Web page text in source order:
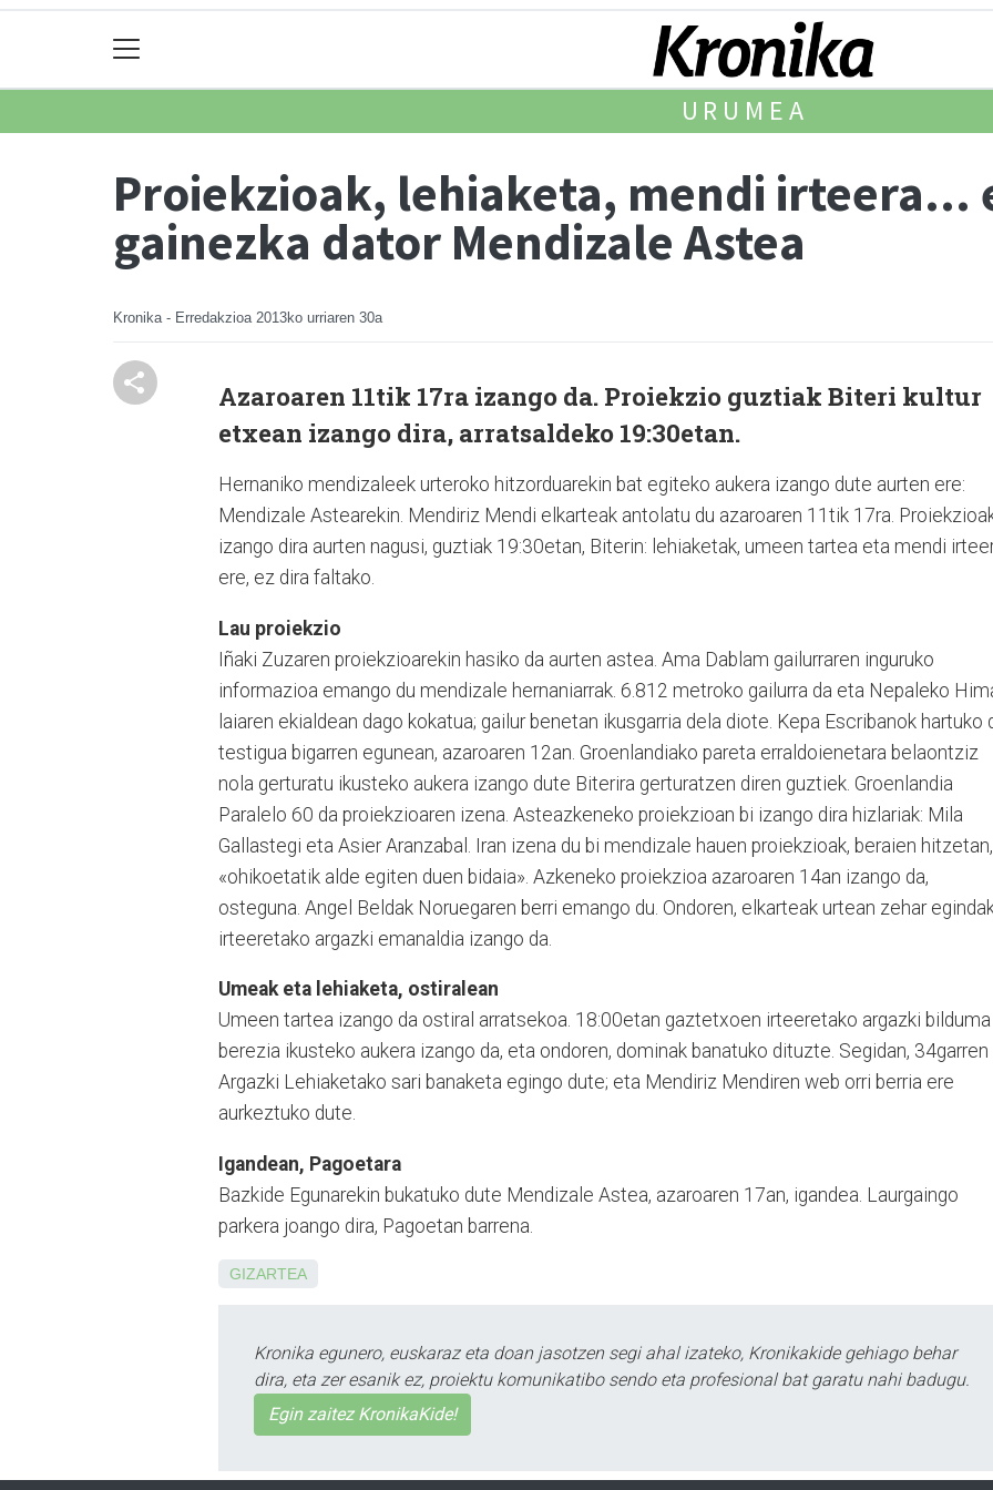
URUMEA
Proiekzioak, lehiaketa, mendi irteera...
gainezka dator Mendizale Astea
Kronika - Erredakzioa 2013ko urriaren 30a
Azaroaren 11tik 17ra izango da. Proiekzio guztiak Biteri kultur
etxean izango dira, arratsaldeko 19:30etan.
Hernaniko mendizaleek urteroko hitzorduarekin bat egiteko aukera izango dute aurten ere:
Mendizale As­tea­rekin. Mendiriz Mendi elkarteak antolatu du azaroaren 11tik 17ra.
izango dira aurten nagusi, guztiak 19:30etan, Biterin: lehiaketak, umeen tartea eta mendi
ere, ez dira faltako.
Lau proiekzio
Iñaki Zuzaren proiekzioarekin hasiko da aurten astea. Ama Dablam gailurraren inguruko
informazioa emango du mendizale hernaniarrak. 6.812 metroko gailurra da eta Nepaleko
laia­ren ekialdean dago kokatua; gailur benetan ikusgarria dela diote. Kepa Escribanok hartuko
testigua bigarren egunean, azaroaren 12an. Groen­landiako pareta erraldoienetara belaontziz
nola gertura­tu ikusteko aukera izango dute Biterira gerturatzen diren guztiek. Groenlandia
Paralelo 60 da proiekzioaren izena. Asteazkeneko proiekzioan bi izango dira hizlariak: Mila
Gallastegi eta Asier Aranzabal. Iran izena du bi mendizale hauen proiekzioak, beraien hitzetan,
«ohikoetatik alde egiten duen bidaia». Azkeneko proiekzioa azaroaren 14an izango da,
osteguna. Angel Beldak No­ruegaren berri emango du. Ondoren, elkarteak urtean zehar
irteeretako argazki emanaldia izango da.
Umeak eta lehiaketa, ostiralean
Umeen tartea izango da ostiral arratsekoa. 18:00etan gaztetxoen irteeretako argazki bilduma
berezia ikusteko aukera izango da, eta ondoren, dominak banatuko dituzte. Segidan, 34garren
Argazki Lehiaketako sari banaketa egingo dute; eta Mendiriz Mendiren web orri berria ere
aurkeztuko dute.
Igandean, Pagoetara
Bazkide Egunarekin bukatuko dute Mendizale Astea, azaroaren 17an, igandea. Laurgaingo
parkera joango dira, Pagoetan barrena.
GIZARTEA
Kronika egunero, euskaraz eta doan jasotzen segi ahal izateko, Kronikakide gehiago behar
dira, eta zer esanik ez, proiektu komunikatibo sendo eta profesional bat garatu nahi badugu.
Egin zaitez KronikaKide!